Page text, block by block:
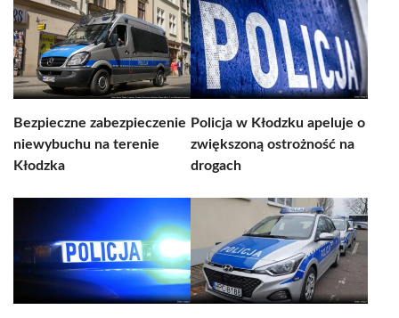
Bezpieczne zabezpieczenie
niewybuchu na terenie
Kłodzka
Policja w Kłodzku apeluje o
zwiększoną ostrożność na
drogach